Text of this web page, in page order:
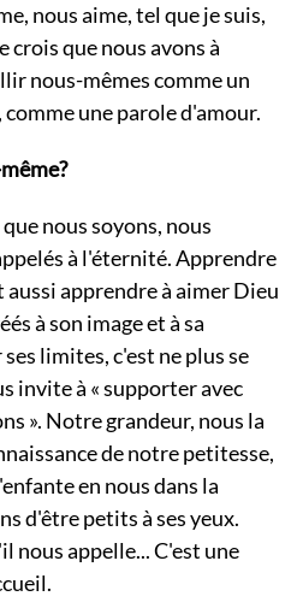
nous aime, tel que je suis,
crois que nous avons à
nous-mêmes comme un
une parole d'amour.
nous soyons, nous
à l'éternité. Apprendre
aussi apprendre à aimer Dieu
à son image et à sa
limites, c'est ne plus se
invite à « supporter avec
». Notre grandeur, nous la
de notre petitesse,
en nous dans la
d'être petits à ses yeux.
nous appelle... C'est une